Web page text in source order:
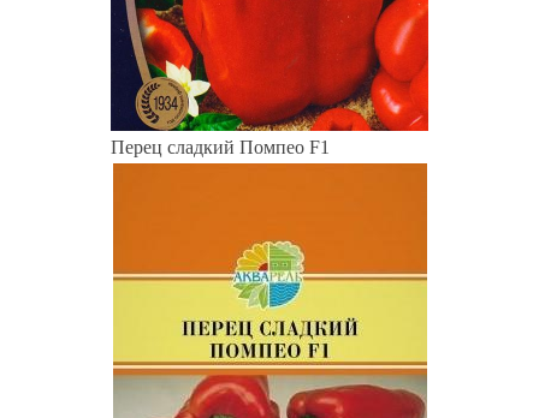
Перец сладкий Помпео F1